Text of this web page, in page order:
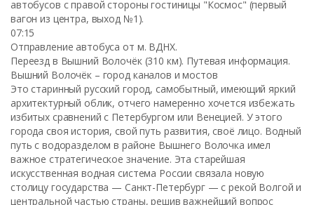
автобусов с правой стороны гостиницы "Космос" (первый
вагон из центра, выход №1).
07:15
Отправление автобуса от м. ВДНХ.
Переезд в Вышний Волочёк (310 км). Путевая информация.
Вышний Волочёк – город каналов и мостов
Это старинный русский город, самобытный, имеющий яркий
архитектурный облик, отчего намеренно хочется избежать
избитых сравнений с Петербургом или Венецией. У этого
города своя история, свой путь развития, своё лицо. Водный
путь с водоразделом в районе Вышнего Волочка имел
важное стратегическое значение. Эта старейшая
искусственная водная система России связала новую
столицу государства — Санкт-Петербург — с рекой Волгой и
центральной частью страны, решив важнейший вопрос